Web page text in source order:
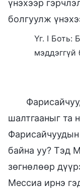
үнэхээр
болгуулж
Үг. I Боть:
мэддэггүй
шалтгааныг та
байна уу? Тэд
зөгнөлөөр
Мессиа ирнэ